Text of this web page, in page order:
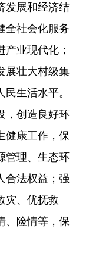
发展和经济结
全社会化服务
业现代化；
展壮大村级集
生活水平。
，创造良好环
健康工作，保
管理、生态环
合法权益；强
灾、优抚救
、险情等，保